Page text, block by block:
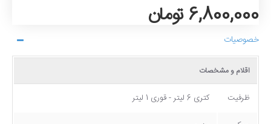
6,800,000 تومان
خصوصیات
اقلام و مشخصات
ظرفیت کتری 6 لیتر - قوری 1 لیتر